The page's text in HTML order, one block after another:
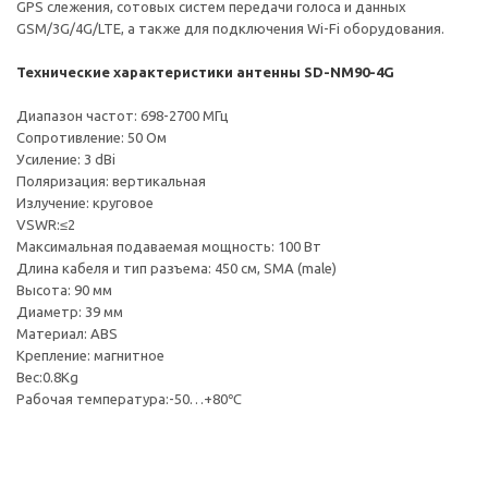
GPS слежения, сотовых систем передачи голоса и данных
GSM/3G/4G/LTE, а также для подключения Wi-Fi оборудования.
Технические характеристики антенны SD-NM90-4G
Диапазон частот: 698-2700 МГц
Сопротивление: 50 Ом
Усиление: 3 dBi
Поляризация: вертикальная
Излучение: круговое
VSWR:≤2
Максимальная подаваемая мощность: 100 Вт
Длина кабеля и тип разъема: 450 см, SMA (male)
Высота: 90 мм
Диаметр: 39 мм
Материал: ABS
Крепление: магнитное
Вес:0.8Kg
Рабочая температура:-50…+80℃